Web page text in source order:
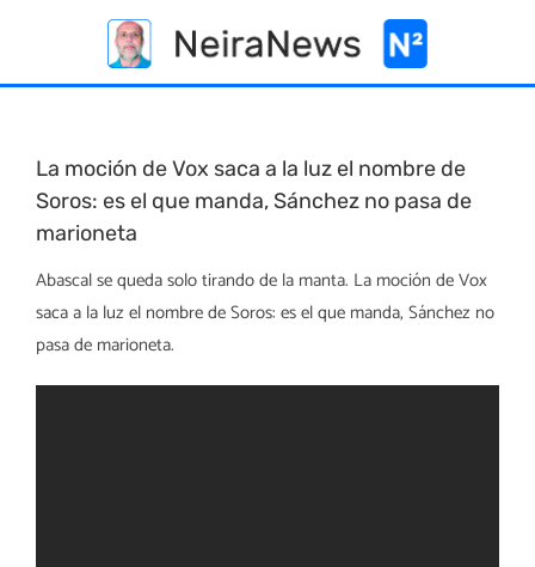
content
La moción de Vox saca a la luz el nombre de
Soros: es el que manda, Sánchez no pasa de
marioneta
Abascal se queda solo tirando de la manta. La moción de Vox
saca a la luz el nombre de Soros: es el que manda, Sánchez no
pasa de marioneta.